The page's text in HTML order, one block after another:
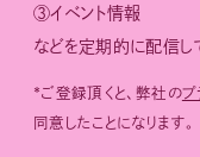
③イベント情報
などを定期的に配信し
*ご登録頂くと、弊社のプ
同意したことになります。